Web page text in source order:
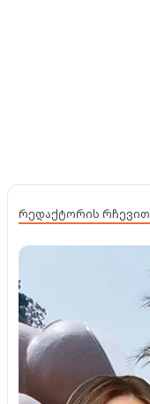
რედაქტორის რჩევით